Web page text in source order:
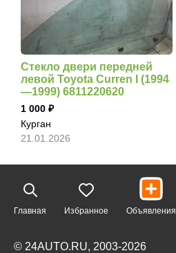
Стекло двери передней
левой Toyota Curren I (1994
—1999) 6811220620
1 000
Курган
21.01.2026
Главная Избранное Объявления
© 24AUTO.RU, 2003-2026